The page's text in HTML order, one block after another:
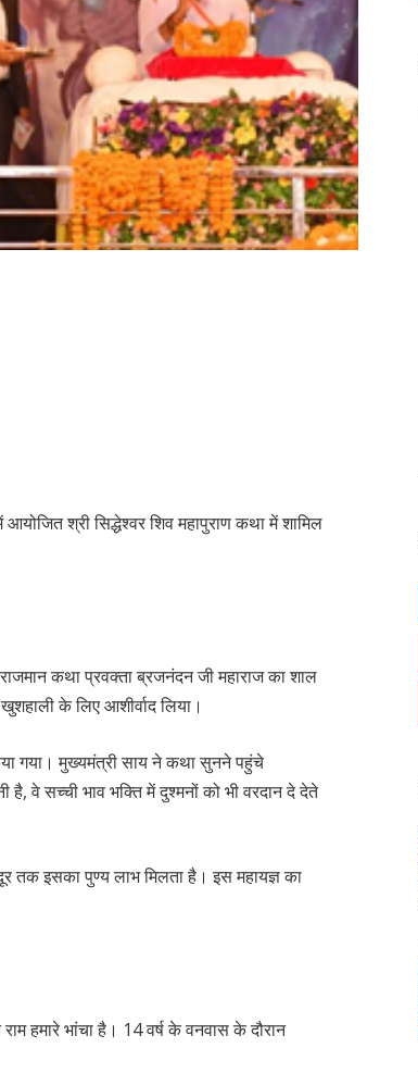
श्री सिद्धेश्वर शिव महापुराण कथा में शामिल
कथा प्रवक्ता ब्रजनंदन जी महाराज का शाल
के लिए आशीर्वाद लिया।
गया। मुख्यमंत्री साय ने कथा सुनने पहुंचे
वे सच्ची भाव भक्ति में दुश्मनों को भी वरदान दे देते
तक इसका पुण्य लाभ मिलता है। इस महायज्ञ का
हमारे भांचा है। 14 वर्ष के वनवास के दौरान